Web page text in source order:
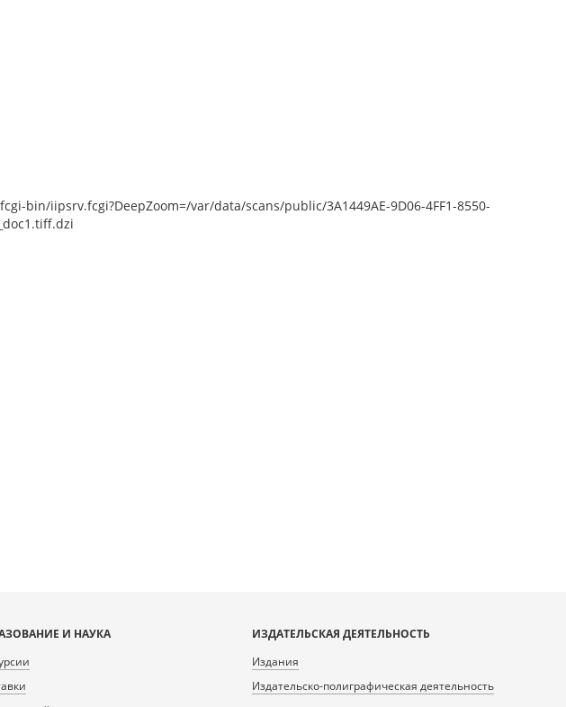
bin/iipsrv.fcgi?DeepZoom=/var/data/scans/public/3A1449AE-9D06-4FF1-8550-
И НАУКА
ИЗДАТЕЛЬСКАЯ ДЕЯТЕЛЬНОСТЬ
Издания
Издательско-полиграфическая деятельность